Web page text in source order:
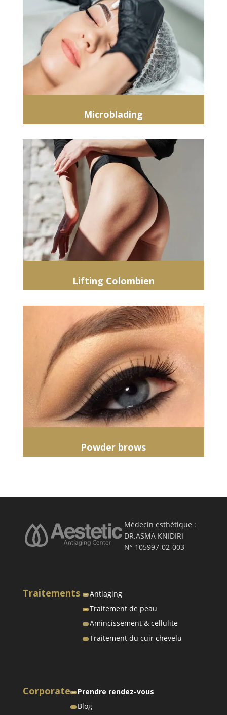
Microblading
Lifting Colombien
Powder brows
Médecin esthétique :
DR.ASMA KNIDIRI
N° 105997-02-003
Traitements
Antiaging
Traitement de peau
Amincissement & cellulite
Traitement du cuir chevelu
Corporate
Prendre rendez-vous
Blog